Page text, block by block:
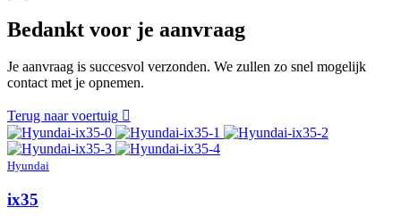
Bedankt voor je aanvraag
Je aanvraag is succesvol verzonden. We zullen zo snel mogelijk
contact met je opnemen.
Terug naar voertuig
Hyundai
ix35